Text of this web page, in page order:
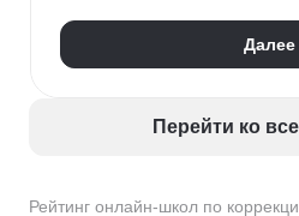
Рейтинг онлайн-школ по
Далее
Перейти ко